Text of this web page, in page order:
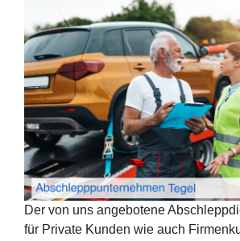
Der von uns angebotene
für Private Kunden wie auch